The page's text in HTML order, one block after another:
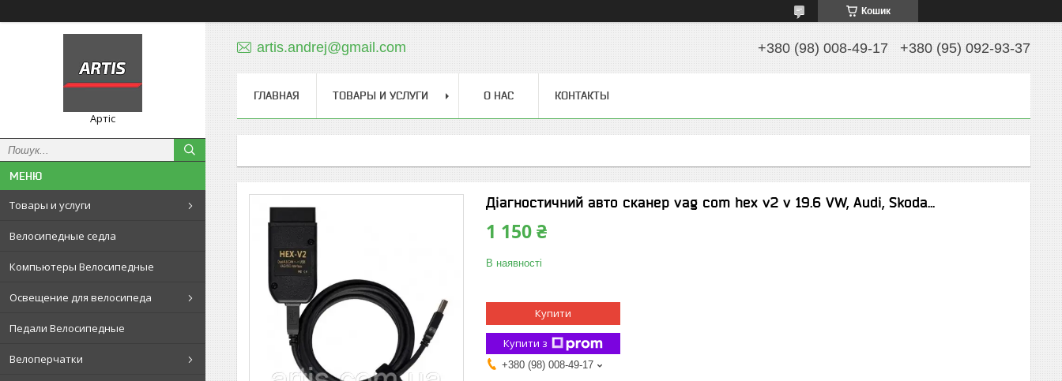
Кошик
Артіс
Товары и услуги
Велосипедные седла
Компьютеры Велосипедные
Освещение для велосипеда
Педали Велосипедные
Велоперчатки
artis.andrej@gmail.com +380 (98) 008-49-17 +380 (95) 092-93-37
ГЛАВНАЯ ТОВАРЫ И УСЛУГИ О НАС КОНТАКТЫ
Діагностичний авто сканер vag com hex v2 v 19.6 VW, Audi, Skoda...
1 150 ₴
В наявності
Купити
Купити з
+380 (98) 008-49-17